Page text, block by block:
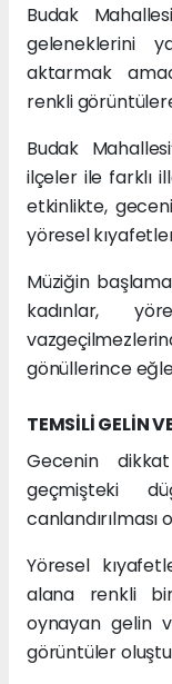
Budak
geleneklerini
aktarmak
renkli
Budak
ilçeler ile farklı
etkinlikte,
yöresel
Müziğin
kadınlar,
gönüllerince
TEMSİLİ GELİN
Gecenin
geçmişteki
canlandırılması
Yöresel
alana renkli
oynayan gelin
görüntüler